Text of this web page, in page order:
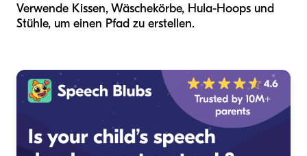
Verwende Kissen, Wäschekörbe, Hula-Hoops und
Stühle, um einen Pfad zu erstellen.